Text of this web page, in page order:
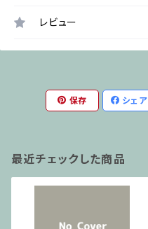
レビュー
保存 シェア
最近チェックした商品